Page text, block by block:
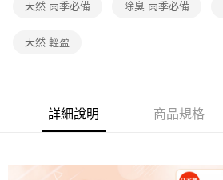
天然 雨季必備 除臭 雨季必備
天然 輕盈
詳細說明 商品規格